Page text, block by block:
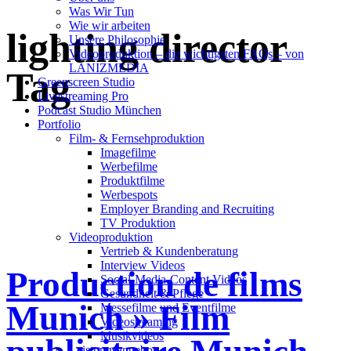
Was Wir Tun
Wie wir arbeiten
Unsere Philosophie
Videoproduktion – die wichtigsten FAQs – von
LANIZMEDIA
Greenscreen Studio
Livestreaming Pro
Podcast Studio München
Portfolio
Film- & Fernsehproduktion
Imagefilme
Werbefilme
Produktfilme
Werbespots
Employer Branding and Recruiting
TV Produktion
Videoproduktion
Vertrieb & Kundenberatung
Interview Videos
Social-Media-Content Videos
Gesundheit & Pflege
Mes­se­filme und Eventfilme
Video­strea­ming
Musikvideos
lighting director
Tag
Production de films
Munich » Film